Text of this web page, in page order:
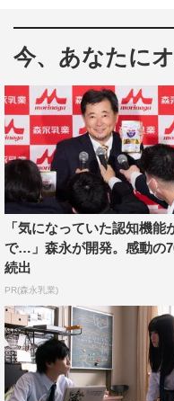
密を抱えたドSな小説家
かもが真逆な2人が、「
す」という共作ミッシ
合いながらも物語を作
共作するにあたり、文
当するという役割で小
されたカットは、傑作
一也に伝えたいという
び出した場面だ。びし
つ詩凪の姿から、小説
る印象的なカットとな
今、あなたに
「気になっていた認知機能
で…」森永が開発。感動の
続出
PR(森永乳業)